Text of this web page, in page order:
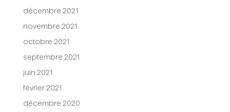
décembre 2021
novembre 2021
octobre 2021
septembre 2021
juin 2021
février 2021
décembre 2020